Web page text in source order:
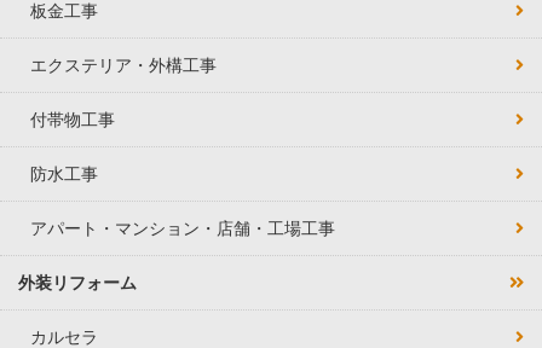
外装リフォーム
カルセラ
板金工事
エクステリア・外構工事
付帯物工事
防水工事
アパート・マンション・店舗・工場工事